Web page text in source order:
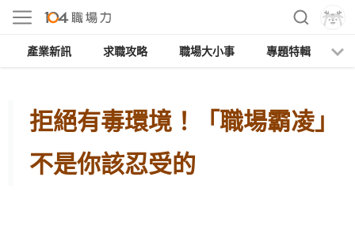
產業新訊 求職攻略 職場大小事 專題特輯
拒絕有毒環境！「職場霸凌」
不是你該忍受的